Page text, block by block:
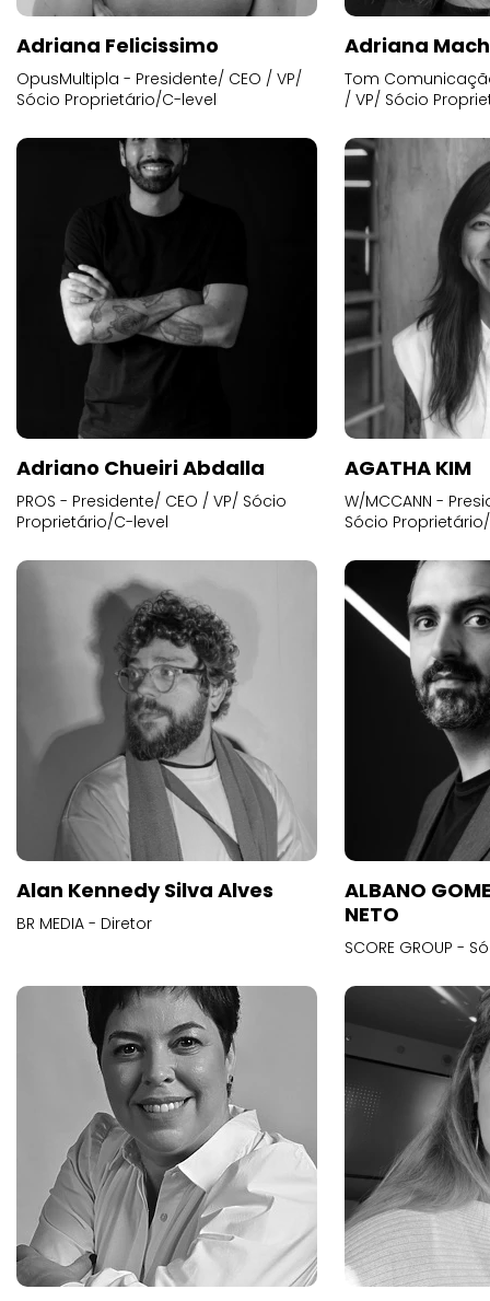
Adriana Felicissimo
OpusMultipla - Presidente/ CEO / VP/
Sócio Proprietário/C-level
Adriana
Tom
/ VP/ Sócio
Adriano Chueiri Abdalla
PROS - Presidente/ CEO / VP/ Sócio
Proprietário/C-level
AGATHA KIM
W/MCCANN -
Sócio
Alan Kennedy Silva Alves
BR MEDIA - Diretor
ALBANO
NETO
SCORE GROUP -